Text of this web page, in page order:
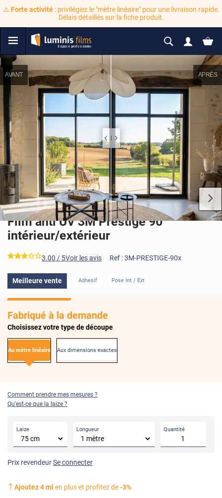
⚠️ Forte activité: privilégiez le "mètre linéaire" pour une livraison rapide.
Délais détaillés sur la fiche produit.
AVANT APRÈS
Film anti UV 3M Prestige 90
intérieur/extérieur
*****3.00 / 5Voir les avis Ref :3M-PRESTIGE-90x
Meilleure vente Adhesif Pose Int / Ext
Fabriqué à la demande
Choisissez votre type de découpe
Au mètre linéaire Aux dimensions exactes
Comment prendre mes mesures ?
Qu'est-ce que la laize ?
Laize Longueur Quantité
Prix revendeurSe connecter
Ajoutez4ml en plus et profitez de-3%